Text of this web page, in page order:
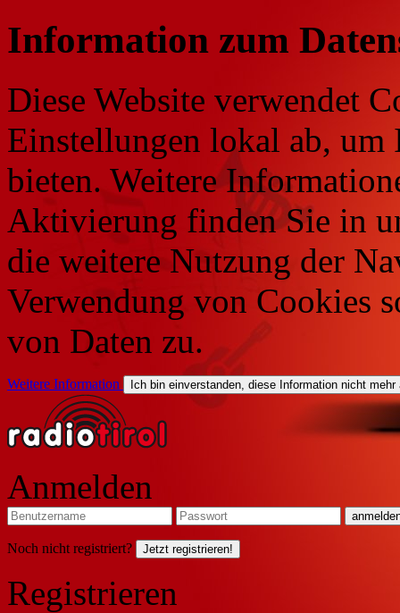
Information zum
Diese Website verwendet
Einstellungen lokal ab, um
bieten. Weitere
Aktivierung finden Sie in
die weitere Nutzung der
Verwendung von Cookies
von Daten zu.
Weitere Information Ich bin einverstanden, diese Information nicht mehr
Anmelden
Noch nicht registriert? Jetzt registrieren!
Registrieren